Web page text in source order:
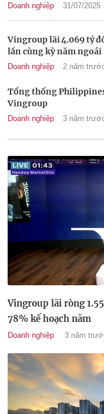
Doanh nghiệp
31/07/2025
Vingroup lãi 4.069 tỷ
lần cùng kỳ năm ngoái
Doanh nghiệp 2 năm
Tổng thống
Vingroup
Doanh nghiệp 3 năm
Vingroup lãi ròng
78% kế hoạch năm
Doanh nghiệp 3 năm